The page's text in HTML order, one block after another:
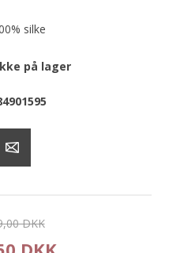
silke
på lager
DKK